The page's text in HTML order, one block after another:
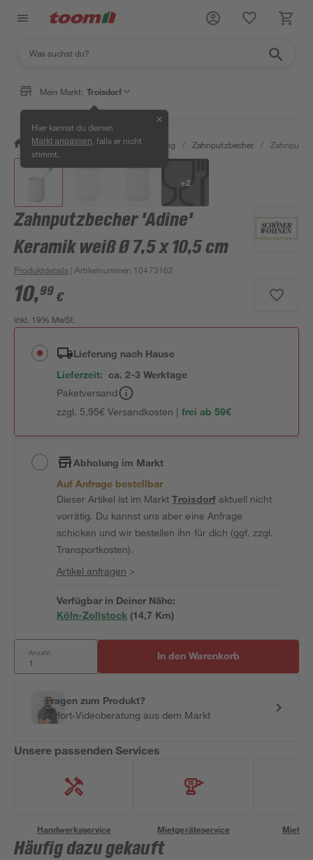
Mein Markt: Troisdorf
Hier kannst du deinen
Markt anpassen , falls er nicht
stimmt.
✕
/ Bad & Sanitär / Bad-Ausstattung / Zahnputzbecher /
+2
Zahnputzbecher 'Adine'
Keramik weiß Ø 7,5 x 10,5 cm
Produktdetails | Artikelnummer: 10473162
10,99 €
inkl. 19% MwSt.
Lieferung nach Hause
Lieferzeit: ca. 2-3 Werktage
Paketversand
zzgl. 5,95€ Versandkosten | frei ab 59€
Abholung im Markt
Auf Anfrage bestellbar
Dieser Artikel ist im MarktTroisdorfaktuell nicht
vorrätig. Du kannst uns aber eine Anfrage
schicken und wir bestellen ihn für dich (ggf. zzgl.
Transportkosten).
Artikel anfragen >
Verfügbar in Deiner Nähe:
Köln-Zollstock (14,7 Km)
Anzahl: In den Warenkorb
Fragen zum Produkt?
Sofort-Videoberatung aus dem Markt
Unsere passenden Services
Handwerksservice Mietgeräteservice
Häufig dazu gekauft